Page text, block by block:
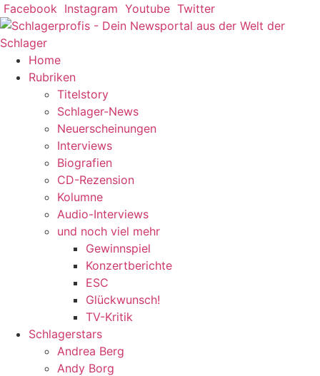
Zum
Inhalt
springen
Facebook Instagram Youtube Twitter
Home
Rubriken
Titelstory
Schlager-News
Neuerscheinungen
Interviews
Biografien
CD-Rezension
Kolumne
Audio-Interviews
und noch viel mehr
Gewinnspiel
Konzertberichte
ESC
Glückwunsch!
TV-Kritik
Schlagerstars
Andrea Berg
Andy Borg